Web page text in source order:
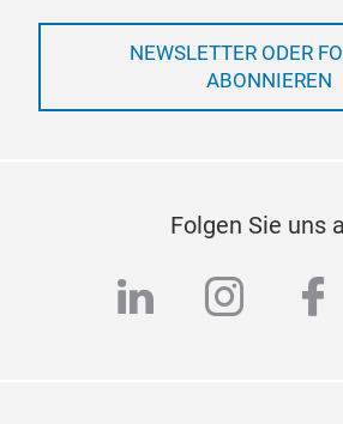
NEWSLETTER ODER
ABONNIEREN
Folgen Sie uns
linkedin